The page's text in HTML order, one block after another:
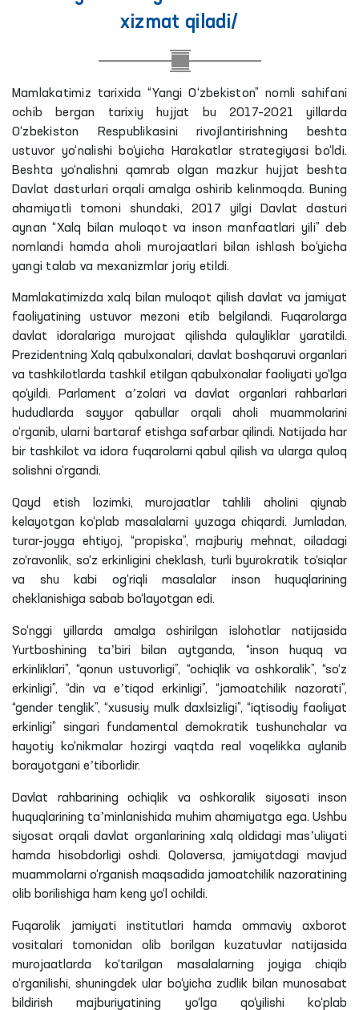
xizmat qiladi/
Mamlakatimiz tarixida “Yangi O‘zbekiston” nomli sahifani
ochib bergan tarixiy hujjat bu 2017–2021 yillarda
O‘zbekiston Respublikasini rivojlantirishning beshta
ustuvor yo‘nalishi bo‘yicha Harakatlar strategiyasi bo‘ldi.
Beshta yo‘nalishni qamrab olgan mazkur hujjat beshta
Davlat dasturlari orqali amalga oshirib kelinmoqda. Buning
ahamiyatli tomoni shundaki, 2017 yilgi Davlat dasturi
aynan “Xalq bilan muloqot va inson manfaatlari yili” deb
nomlandi hamda aholi murojaatlari bilan ishlash bo‘yicha
yangi talab va mexanizmlar joriy etildi.
Mamlakatimizda xalq bilan muloqot qilish davlat va jamiyat
faoliyatining ustuvor mezoni etib belgilandi. Fuqarolarga
davlat idoralariga murojaat qilishda qulayliklar yaratildi.
Prezidentning Xalq qabulxonalari, davlat boshqaruvi organlari
va tashkilotlarda tashkil etilgan qabulxonalar faoliyati yo‘lga
qo‘yildi. Parlament aʼzolari va davlat organlari rahbarlari
hududlarda sayyor qabullar orqali aholi muammolarini
o‘rganib, ularni bartaraf etishga safarbar qilindi. Natijada har
bir tashkilot va idora fuqarolarni qabul qilish va ularga quloq
solishni o‘rgandi.
Qayd etish lozimki, murojaatlar tahlili aholini qiynab
kelayotgan ko‘plab masalalarni yuzaga chiqardi. Jumladan,
turar-joyga ehtiyoj, “propiska”, majburiy mehnat, oiladagi
zo‘ravonlik, so‘z erkinligini cheklash, turli byurokratik to‘siqlar
va shu kabi og‘riqli masalalar inson huquqlarining
cheklanishiga sabab bo‘layotgan edi.
So‘nggi yillarda amalga oshirilgan islohotlar natijasida
Yurtboshining taʼbiri bilan aytganda, “inson huquq va
erkinliklari”, “qonun ustuvorligi”, “ochiqlik va oshkoralik”, “so‘z
erkinligi”, “din va eʼtiqod erkinligi”, “jamoatchilik nazorati”,
“gender tenglik”, “xususiy mulk daxlsizligi”, “iqtisodiy faoliyat
erkinligi” singari fundamental demokratik tushunchalar va
hayotiy ko‘nikmalar hozirgi vaqtda real voqelikka aylanib
borayotgani eʼtiborlidir.
Davlat rahbarining ochiqlik va oshkoralik siyosati inson
huquqlarining taʼminlanishida muhim ahamiyatga ega. Ushbu
siyosat orqali davlat organlarining xalq oldidagi masʼuliyati
hamda hisobdorligi oshdi. Qolaversa, jamiyatdagi mavjud
muammolarni o‘rganish maqsadida jamoatchilik nazoratining
olib borilishiga ham keng yo‘l ochildi.
Fuqarolik jamiyati institutlari hamda ommaviy axborot
vositalari tomonidan olib borilgan kuzatuvlar natijasida
murojaatlarda ko‘tarilgan masalalarning joyiga chiqib
o‘rganilishi, shuningdek ular bo‘yicha zudlik bilan munosabat
bildirish majburiyatining yo‘lga qo‘yilishi ko‘plab